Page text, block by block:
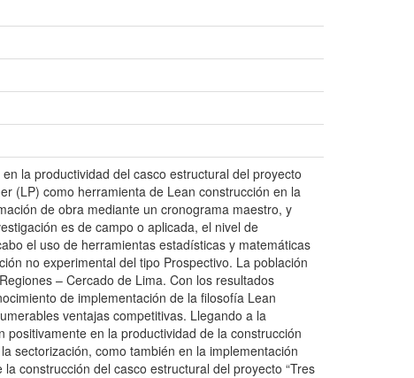
la productividad del casco estructural del proyecto
(LP) como herramienta de Lean construcción en la
de obra mediante un cronograma maestro, y
es de campo o aplicada, el nivel de
el uso de herramientas estadísticas y matemáticas
no experimental del tipo Prospectivo. La población
– Cercado de Lima. Con los resultados
de implementación de la filosofía Lean
ventajas competitivas. Llegando a la
en la productividad de la construcción
sectorización, como también en la implementación
construcción del casco estructural del proyecto “Tres